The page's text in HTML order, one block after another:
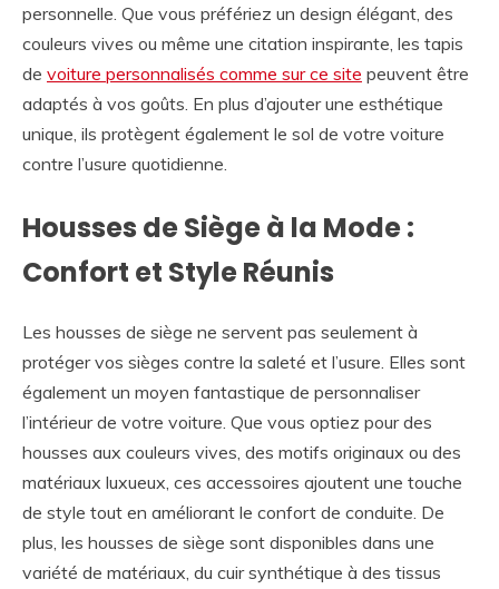
personnelle. Que vous préfériez un design élégant, des
couleurs vives ou même une citation inspirante, les tapis
de voiture personnalisés comme sur ce site peuvent être
adaptés à vos goûts. En plus d’ajouter une esthétique
unique, ils protègent également le sol de votre voiture
contre l’usure quotidienne.
Housses de Siège à la Mode :
Confort et Style Réunis
Les housses de siège ne servent pas seulement à
protéger vos sièges contre la saleté et l’usure. Elles sont
également un moyen fantastique de personnaliser
l’intérieur de votre voiture. Que vous optiez pour des
housses aux couleurs vives, des motifs originaux ou des
matériaux luxueux, ces accessoires ajoutent une touche
de style tout en améliorant le confort de conduite. De
plus, les housses de siège sont disponibles dans une
variété de matériaux, du cuir synthétique à des tissus